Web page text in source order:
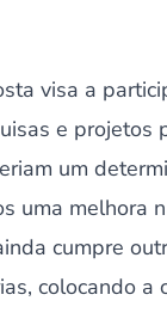
visa a
e projetos
um
uma melhora
cumpre
colocando